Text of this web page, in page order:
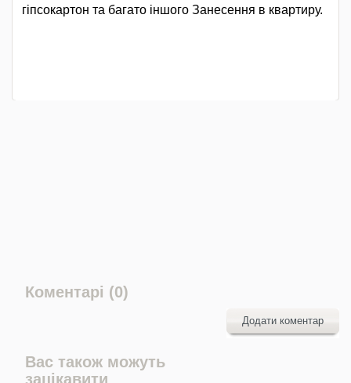
гіпсокартон та багато іншого Занесення в квартиру.
Коментарі (0)
Додати коментар
Вас також можуть
зацікавити